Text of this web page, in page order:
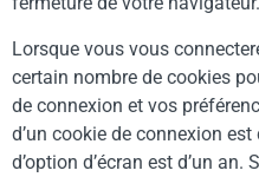
Lorsque vous vous
certain nombre de cookies
de connexion et vos
d’un cookie de connexion
d’option d’écran est d’un